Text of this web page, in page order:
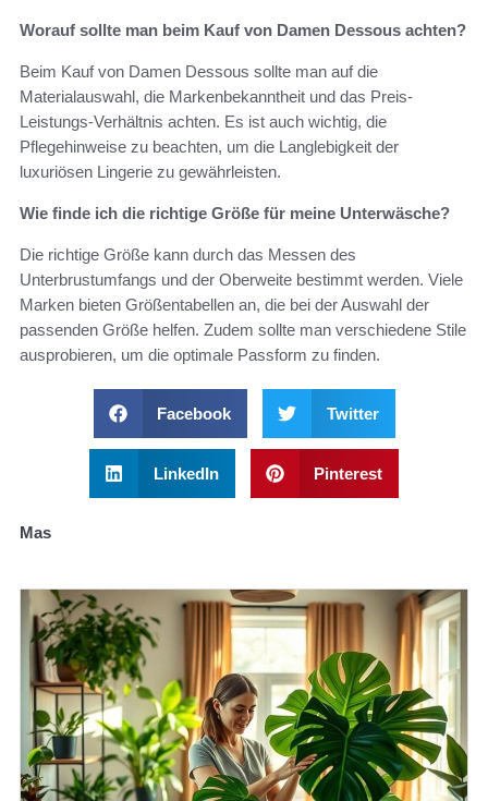
Worauf sollte man beim Kauf von Damen Dessous achten?
Beim Kauf von Damen Dessous sollte man auf die
Materialauswahl, die Markenbekanntheit und das Preis-
Leistungs-Verhältnis achten. Es ist auch wichtig, die
Pflegehinweise zu beachten, um die Langlebigkeit der
luxuriösen Lingerie zu gewährleisten.
Wie finde ich die richtige Größe für meine Unterwäsche?
Die richtige Größe kann durch das Messen des
Unterbrustumfangs und der Oberweite bestimmt werden. Viele
Marken bieten Größentabellen an, die bei der Auswahl der
passenden Größe helfen. Zudem sollte man verschiedene Stile
ausprobieren, um die optimale Passform zu finden.
Facebook Twitter
LinkedIn Pinterest
Mas